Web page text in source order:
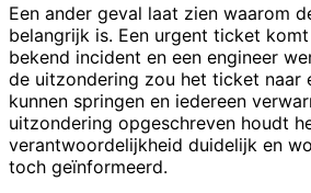
Een ander geval laat zien waarom
belangrijk is. Een urgent ticket
bekend incident en een engineer
de uitzondering zou het ticket naar
kunnen springen en iedereen
uitzondering opgeschreven houdt
verantwoordelijkheid duidelijk en
toch geïnformeerd.